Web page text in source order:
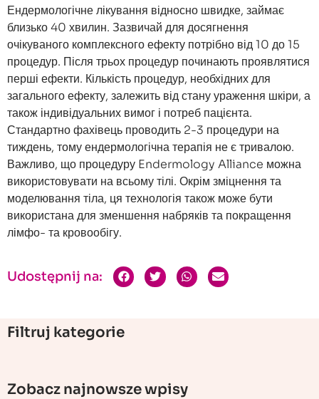
Ендермологічне лікування відносно швидке, займає
близько 40 хвилин. Зазвичай для досягнення
очікуваного комплексного ефекту потрібно від 10 до 15
процедур. Після трьох процедур починають проявлятися
перші ефекти. Кількість процедур, необхідних для
загального ефекту, залежить від стану ураження шкіри, а
також індивідуальних вимог і потреб пацієнта.
Стандартно фахівець проводить 2-3 процедури на
тиждень, тому ендермологічна терапія не є тривалою.
Важливо, що процедуру Endermology Alliance можна
використовувати на всьому тілі. Окрім зміцнення та
моделювання тіла, ця технологія також може бути
використана для зменшення набряків та покращення
лімфо- та кровообігу.
Udostępnij na:
Filtruj kategorie
Zobacz najnowsze wpisy